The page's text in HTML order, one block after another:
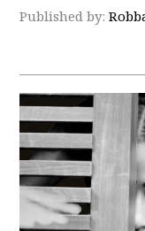
Published by: